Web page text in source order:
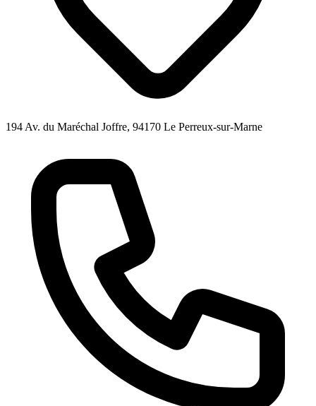
194 Av. du Maréchal Joffre, 94170 Le Perreux-sur-Marne